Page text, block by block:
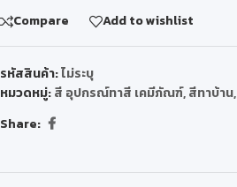
Compare
Add to wishlist
รหัสสินค้า:ไม่ระบุ
หมวดหมู่:สี อุปกรณ์ทาสี เคมีภัณฑ์,สีทาบ้าน,
Share: